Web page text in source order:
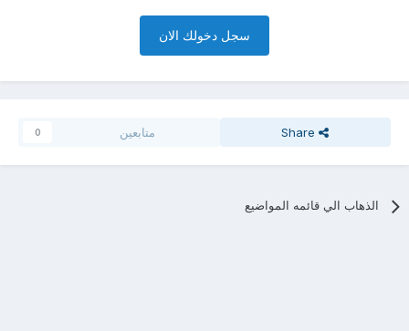
سجل دخولك الان
Share متابعين 0
الذهاب الي قائمه المواضيع